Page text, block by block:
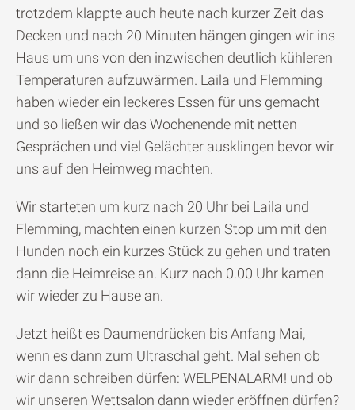
trotzdem klappte auch heute nach kurzer Zeit das
Decken und nach 20 Minuten hängen gingen wir ins
Haus um uns von den inzwischen deutlich kühleren
Temperaturen aufzuwärmen. Laila und Flemming
haben wieder ein leckeres Essen für uns gemacht
und so ließen wir das Wochenende mit netten
Gesprächen und viel Gelächter ausklingen bevor wir
uns auf den Heimweg machten.
Wir starteten um kurz nach 20 Uhr bei Laila und
Flemming, machten einen kurzen Stop um mit den
Hunden noch ein kurzes Stück zu gehen und traten
dann die Heimreise an. Kurz nach 0.00 Uhr kamen
wir wieder zu Hause an.
Jetzt heißt es Daumendrücken bis Anfang Mai,
wenn es dann zum Ultraschal geht. Mal sehen ob
wir dann schreiben dürfen: WELPENALARM! und ob
wir unseren Wettsalon dann wieder eröffnen dürfen?